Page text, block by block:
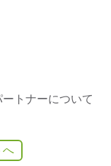
トナーについて
へ